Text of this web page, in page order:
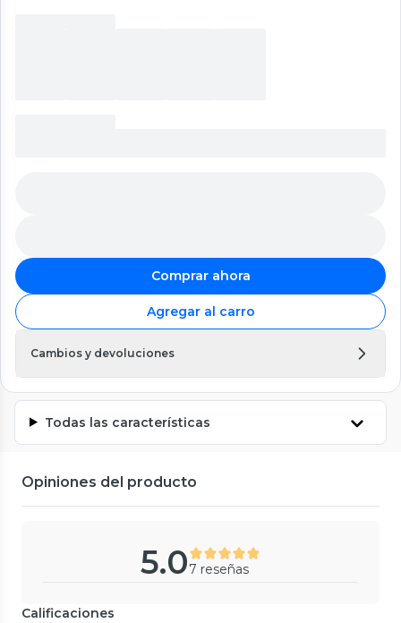
Comprar ahora
Agregar al carro
Cambios y devoluciones
Todas las características
Opiniones del producto
5.07 reseñas
Calificaciones